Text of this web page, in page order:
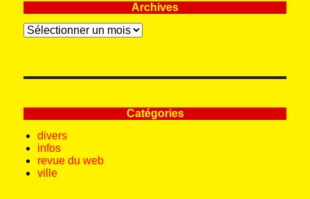
Archives
Archives
Catégories
divers
infos
revue du web
ville